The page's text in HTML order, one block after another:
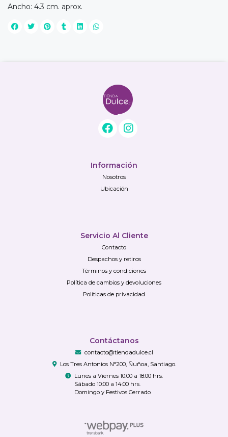
Ancho: 4.3 cm. aprox.
Información
Nosotros
Ubicación
Servicio Al Cliente
Contacto
Despachos y retiros
Términos y condiciones
Política de cambios y devoluciones
Políticas de privacidad
Contáctanos
contacto@tiendadulce.cl
Los Tres Antonios N°200, Ñuñoa, Santiago.
Lunes a Viernes 10:00 a 18:00 hrs.
Sábado 10:00 a 14:00 hrs.
Domingo y Festivos Cerrado